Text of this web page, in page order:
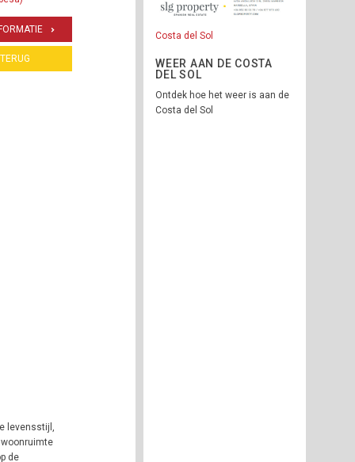
TERUG
levensstijl,
de
Costa del Sol
WEER AAN DE COSTA
DEL SOL
Ontdek hoe het weer is aan de
Costa del Sol